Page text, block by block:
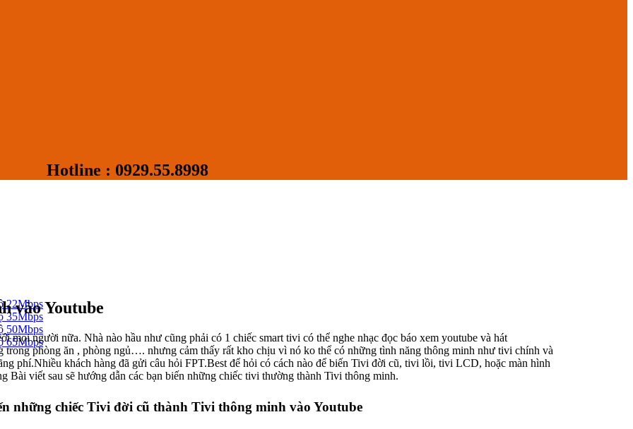
Hotline : 0929.55.8998
22Mbps
35Mbps
50Mbps
65Mbps
vào Youtube
người nữa. Nhà nào hầu như cũng phải có 1 chiếc smart tivi có thể nghe nhạc đọc báo xem youtube và hát
phòng ăn , phòng ngủ…. nhưng cảm thấy rất kho chịu vì nó ko thể có những tình năng thông minh như tivi chính và
phí.Nhiều khách hàng đã gửi câu hỏi FPT.Best để hỏi có cách nào để biến Tivi đời cũ, tivi lồi, tivi LCD, hoặc màn hình
Bài viết sau sẽ hướng dẫn các bạn biến những chiếc tivi thường thành Tivi thông minh.
những chiếc Tivi đời cũ thành Tivi thông minh vào Youtube